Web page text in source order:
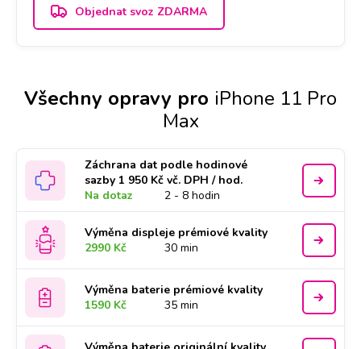
Objednat svoz ZDARMA
Všechny opravy pro iPhone 11 Pro
Max
Záchrana dat podle hodinové
sazby 1 950 Kč vč. DPH / hod.
Na dotaz
2 - 8 hodin
Výměna displeje prémiové kvality
2990 Kč
30 min
Výměna baterie prémiové kvality
1590 Kč
35 min